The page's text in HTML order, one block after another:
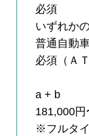
必須
いずれか
普通自動
必須（Ａ
a + b
181,000円
※フルタ